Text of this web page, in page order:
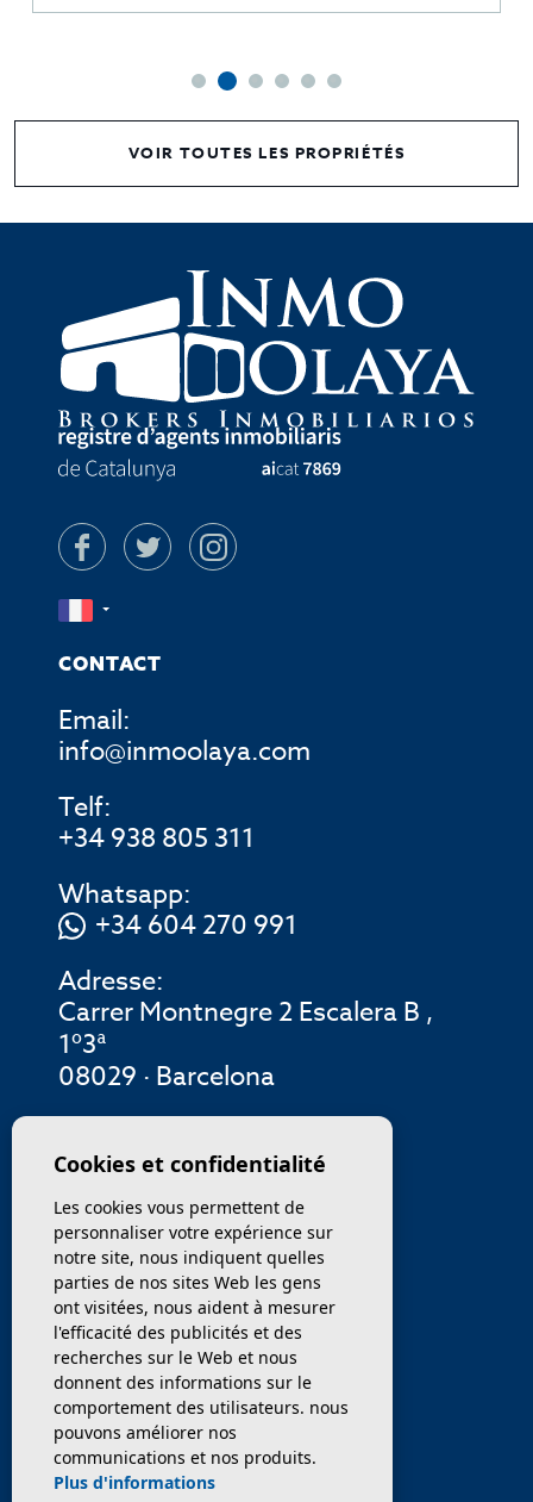
VOIR TOUTES LES PROPRIÉTÉS
CONTACT
Email:
info@inmoolaya.com
Telf:
+34 938 805 311
Whatsapp:
+34 604 270 991
Adresse:
Carrer Montnegre 2 Escalera B ,
1º3ª
08029 · Barcelona
MENU
ENTREPRISE
PROPRIÉTÉS
SERVICES
VENDEZ / TRANSFÉRER
NOUVELLES
Cookies et confidentialité
Les cookies vous permettent de
personnaliser votre expérience sur
notre site, nous indiquent quelles
parties de nos sites Web les gens
ont visitées, nous aident à mesurer
l'efficacité des publicités et des
recherches sur le Web et nous
donnent des informations sur le
comportement des utilisateurs. nous
pouvons améliorer nos
communications et nos produits.
Plus d'informations